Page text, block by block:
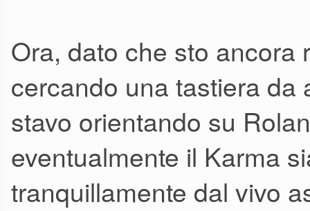
Ora, dato che sto ancora
cercando una tastiera da
stavo orientando su
eventualmente il Karma
tranquillamente dal vivo